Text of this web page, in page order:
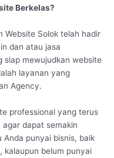
Berkelas?
Website Solok telah hadir
dan atau jasa
siap mewujudkan website
layanan yang
Agency.
professional yang terus
dapat semakin
Anda punyai bisnis, baik
kalaupun belum punyai